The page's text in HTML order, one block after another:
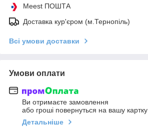
Meest ПОШТА
Доставка кур'єром (м.Тернопіль)
Всі умови доставки
Умови оплати
Ви отримаєте замовлення
або гроші повернуться на вашу картку
Детальніше